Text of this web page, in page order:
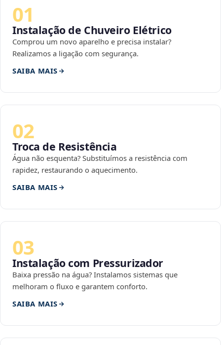
01
Instalação de Chuveiro Elétrico
Comprou um novo aparelho e precisa instalar?
Realizamos a ligação com segurança.
SAIBA MAIS
02
Troca de Resistência
Água não esquenta? Substituímos a resistência com
rapidez, restaurando o aquecimento.
SAIBA MAIS
03
Instalação com Pressurizador
Baixa pressão na água? Instalamos sistemas que
melhoram o fluxo e garantem conforto.
SAIBA MAIS